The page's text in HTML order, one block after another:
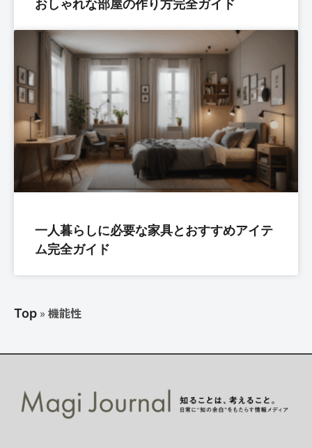
おしゃれな部屋の作り方完全ガイド
一人暮らしに必要な家具とおすすめアイテ
ム完全ガイド
Top » 機能性